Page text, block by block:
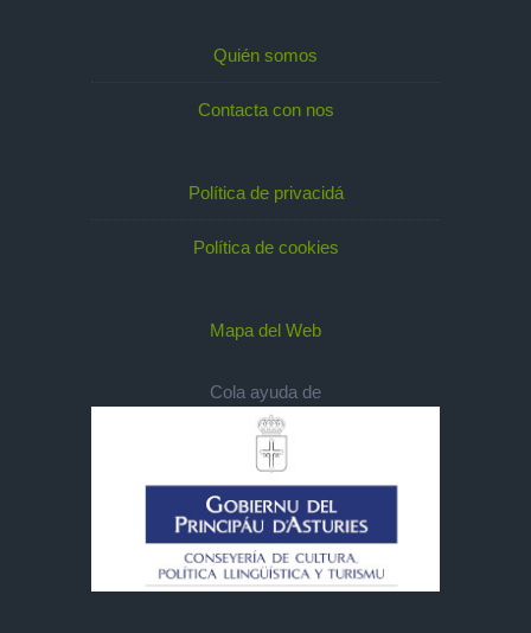
Quién somos
Contacta con nos
Política de privacidá
Política de cookies
Mapa del Web
Cola ayuda de